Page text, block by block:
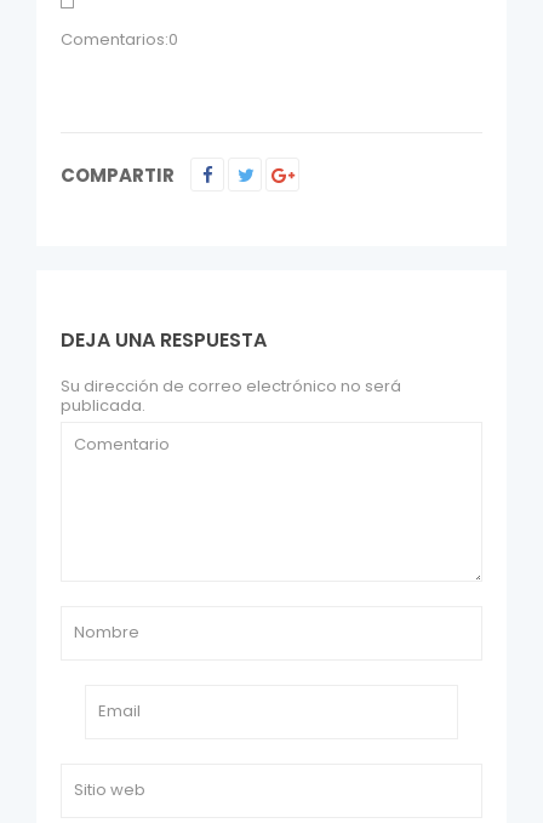
Comentarios:0
COMPARTIR
DEJA UNA RESPUESTA
Su dirección de correo electrónico no será
publicada.